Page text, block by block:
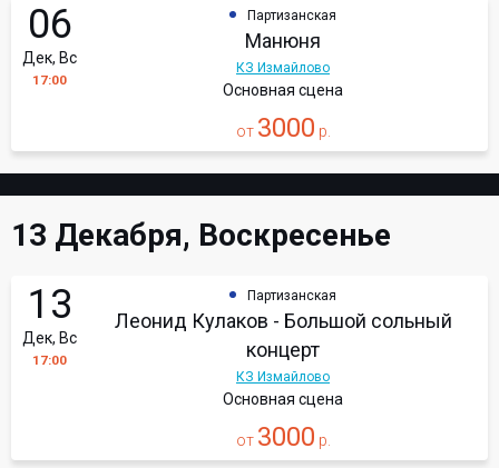
06
Дек, Вс
17:00
Партизанская
Манюня
КЗ Измайлово
Основная сцена
от 3000 р.
13 Декабря, Воскресенье
13
Дек, Вс
17:00
Партизанская
Леонид Кулаков - Большой сольный
концерт
КЗ Измайлово
Основная сцена
от 3000 р.